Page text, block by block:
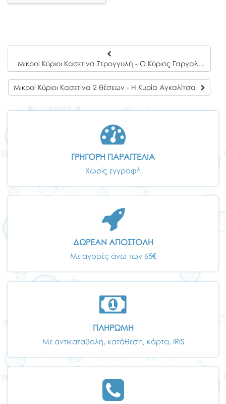
Μικροί Κύριοι Κασετίνα Στρογγυλή - Ο Κύριος Γαργαλίτσας
Μικροί Κύριοι Κασετίνα 2 θέσεων - Η Κυρία Αγκαλίτσα
ΓΡΗΓΟΡΗ ΠΑΡΑΓΓΕΛΙΑ
Χωρίς εγγραφή
ΔΩΡΕΑΝ ΑΠΟΣΤΟΛΗ
Με αγορές άνω των 65€
ΠΛΗΡΩΜΗ
Με αντικαταβολή, κατάθεση, κάρτα, IRIS